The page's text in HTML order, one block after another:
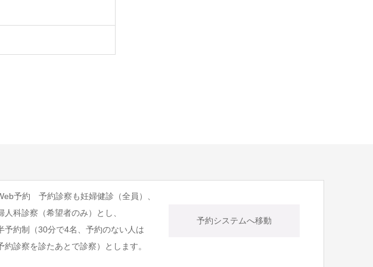
予約 予約診察も妊婦健診（全員）、
人科診察（希望者のみ）とし、
予約制（30分で4名、予約のない人は
約診察を診たあとで診察）とします。
予約システムへ移動